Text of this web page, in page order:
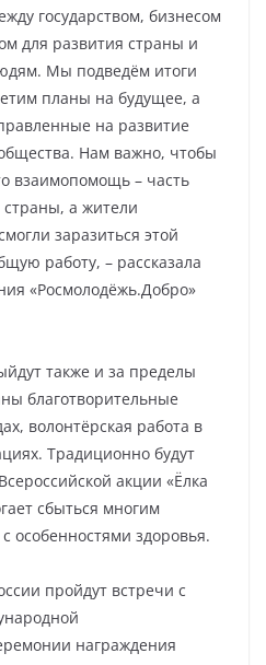
государством, бизнесом
для развития страны и
Мы подведём итоги
планы на будущее, а
на развитие
Нам важно, чтобы
взаимопомощь – часть
страны, а жители
заразиться этой
работу, – рассказала
«Росмолодёжь.Добро»
также и за пределы
благотворительные
волонтёрская работа в
Традиционно будут
акции «Ёлка
сбыться многим
особенностями здоровья.
пройдут встречи с
награждения